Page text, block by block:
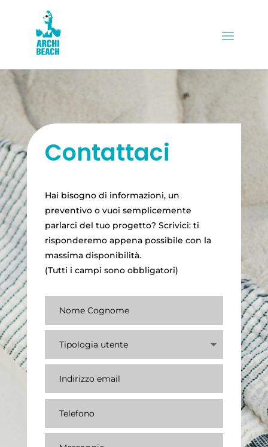
Contattaci
Hai bisogno di informazioni, un
preventivo o vuoi semplicemente
parlarci del tuo progetto? Scrivici: ti
risponderemo appena possibile con la
massima disponibilità.
(Tutti i campi sono obbligatori)